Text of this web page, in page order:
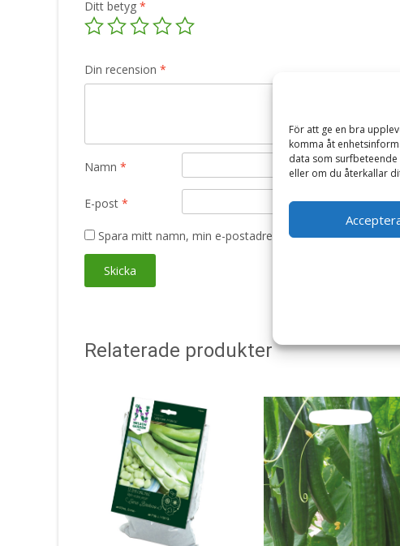
För att ge en bra
komma åt
data som
eller om du återkallar
Ditt betyg *
Din recension *
Namn *
E-post *
Spara mitt namn, min e-postadress och webbplats i
Relaterade produkter